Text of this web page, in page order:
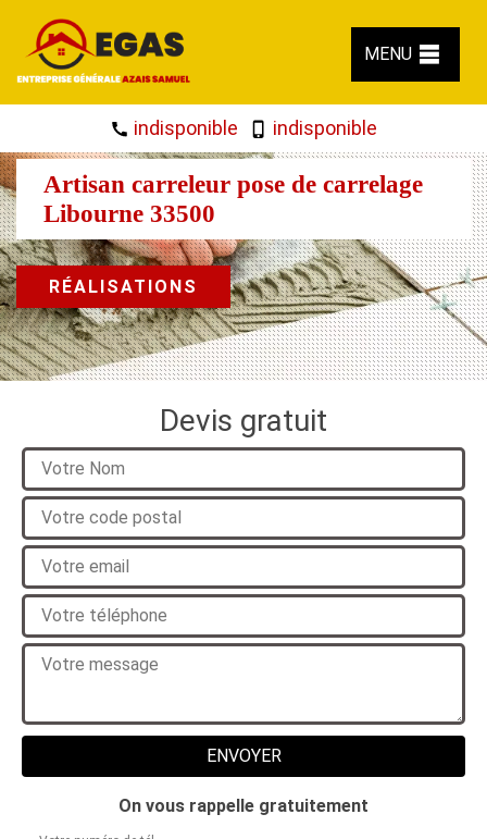
MENU
indisponible indisponible
Artisan carreleur pose de carrelage
Libourne 33500
RÉALISATIONS
Devis gratuit
On vous rappelle gratuitement